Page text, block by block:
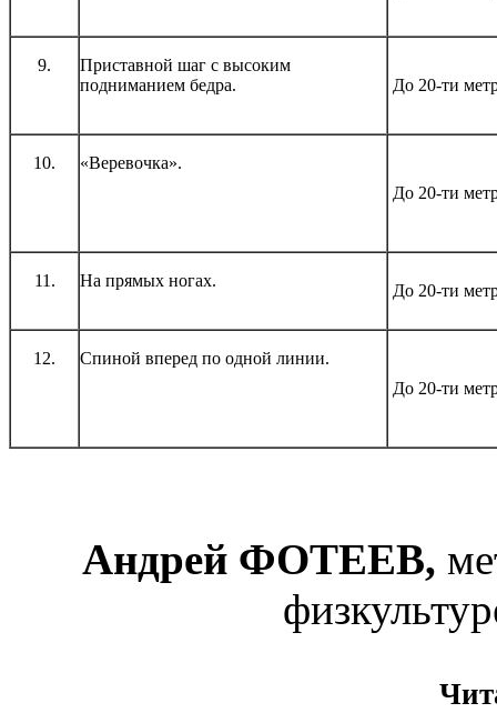
9.
Приставной шаг с высоким
подниманием бедра.
До 20-ти
10.
«Веревочка».
До 20-ти
11. На прямых ногах.
До 20-ти
12.
Спиной вперед по одной линии.
До 20-ти
Андрей ФОТЕЕВ,